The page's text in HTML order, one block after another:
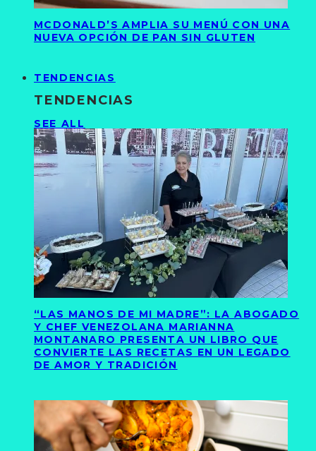
MCDONALD’S AMPLIA SU MENÚ CON UNA
NUEVA OPCIÓN DE PAN SIN GLUTEN
TENDENCIAS
TENDENCIAS
SEE ALL
“LAS MANOS DE MI MADRE”: LA ABOGADO
Y CHEF VENEZOLANA MARIANNA
MONTANARO PRESENTA UN LIBRO QUE
CONVIERTE LAS RECETAS EN UN LEGADO
DE AMOR Y TRADICIÓN